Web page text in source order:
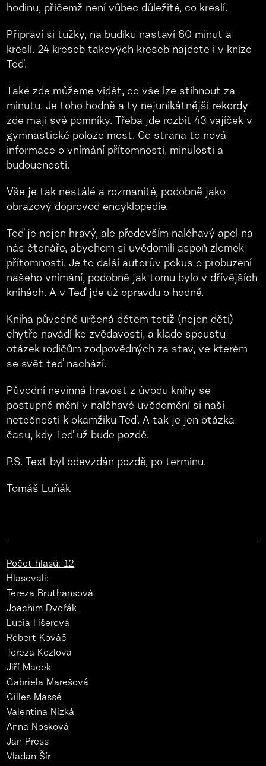
hodinu, přičemž není vůbec důležité, co kreslí.
Připraví si tužky, na budíku nastaví 60 minut a
kreslí. 24 kreseb takových kreseb najdete i v knize
Teď.
Také zde můžeme vidět, co vše lze stihnout za
minutu. Je toho hodně a ty nejunikátnější rekordy
zde mají své pomníky. Třeba jde rozbít 43 vajíček v
gymnastické poloze most. Co strana to nová
informace o vnímání přítomnosti, minulosti a
budoucnosti.
Vše je tak nestálé a rozmanité, podobně jako
obrazový doprovod encyklopedie.
Teď je nejen hravý, ale především naléhavý apel na
nás čtenáře, abychom si uvědomili aspoň zlomek
přítomnosti. Je to další autorův pokus o probuzení
našeho vnímání, podobně jak tomu bylo v dřívějších
knihách. A v Teď jde už opravdu o hodně.
Kniha původně určená dětem totiž (nejen děti)
chytře navádí ke zvědavosti, a klade spoustu
otázek rodičům zodpovědných za stav, ve kterém
se svět teď nachází.
Původní nevinná hravost z úvodu knihy se
postupně mění v naléhavé uvědomění si naší
netečnosti k okamžiku Teď. A tak je jen otázka
času, kdy Teď už bude pozdě.
P.S. Text byl odevzdán pozdě, po termínu.
Tomáš Luňák
Počet hlasů: 12
Hlasovali:
Tereza Bruthansová
Joachim Dvořák
Lucia Fišerová
Róbert Kováč
Tereza Kozlová
Jiří Macek
Gabriela Marešová
Gilles Massé
Valentina Nízká
Anna Nosková
Jan Press
Vladan Šír